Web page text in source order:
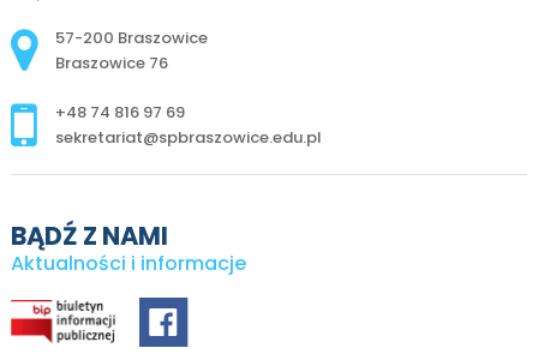
Adres pocztowy:
57-200 Braszowice
Braszowice 76
+48 74 816 97 69
sekretariat@spbraszowice.edu.pl
BĄDŹ Z NAMI
Aktualności i informacje